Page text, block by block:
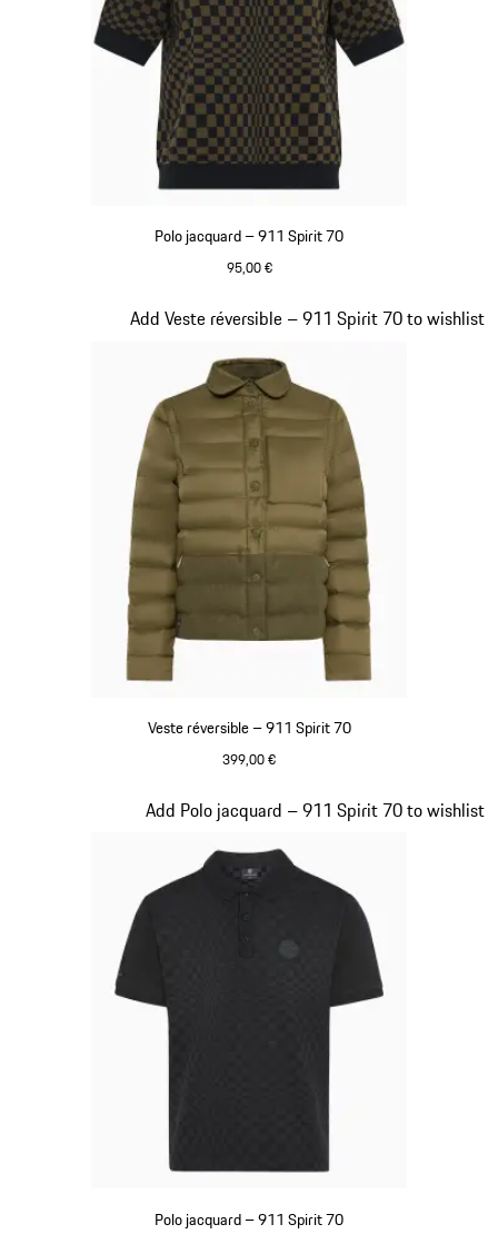
Polo jacquard – 911 Spirit 70
95,00 €
Veste réversible – 911 Spirit 70
399,00 €
Add Veste réversible – 911 Spirit 70 to wishlist
Diapositive 4 sur 20
Polo jacquard – 911 Spirit 70
Add Polo jacquard – 911 Spirit 70 to wishlist
Diapositive 5 sur 20